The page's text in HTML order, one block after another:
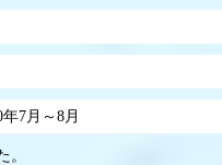
7月～8月
。